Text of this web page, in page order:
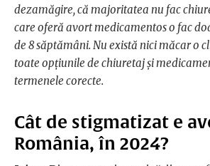
dezamăgire, că majoritatea nu fac
care oferă avort medicamentos o fac
de 8 săptămâni. Nu există nici măcar o
toate opțiunile de chiuretaj și
termenele corecte.
Cât de stigmatizat e
România, în 2024?